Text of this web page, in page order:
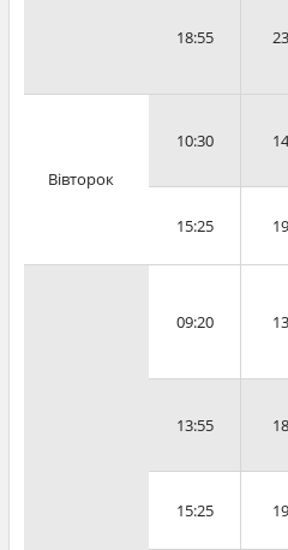
18:55
Вівторок
10:30
15:25
09:20
13:55
15:25